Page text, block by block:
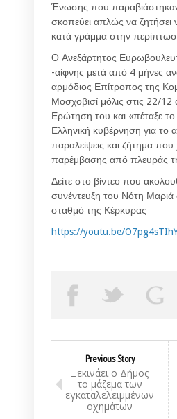
Ένωσης που
σκοπεύει απλώς να ζητήσει
κατά γράμμα στην
Ο Ανεξάρτητος
-αίφνης μετά από 4 μήνες
αρμόδιος Επίτροπος της
Μοσχοβισί μόλις στις 22/
Ερώτηση του και «πέταξε
Ελληνική κυβέρνηση για το
παραλείψεις και ζήτημα που
παρέμβασης από πλευράς
Δείτε στο βίντεο που
συνέντευξη του Νότη Μαριά
σταθμό της Κέρκυρας
https://youtu.be/
Previous Story
Ξεκινάει ο Δήμος
το μάζεμα των
εγκαταλελειμμένων
οχημάτων